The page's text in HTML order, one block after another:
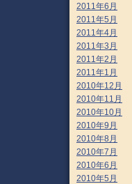
2011年6月
2011年5月
2011年4月
2011年3月
2011年2月
2011年1月
2010年12月
2010年11月
2010年10月
2010年9月
2010年8月
2010年7月
2010年6月
2010年5月